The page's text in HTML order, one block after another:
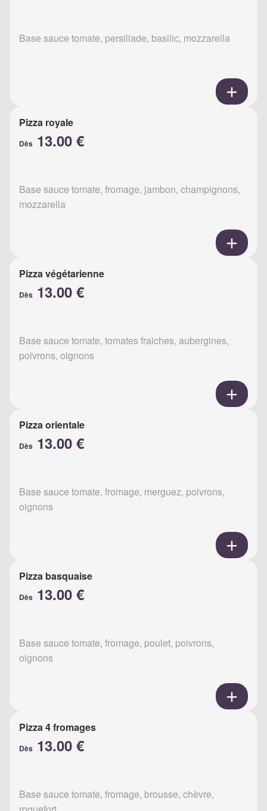
Base sauce tomate, persillade, basilic, mozzarella
Pizza royale
Dès 13.00 €
Base sauce tomate, fromage, jambon, champignons,
mozzarella
Pizza végétarienne
Dès 13.00 €
Base sauce tomate, tomates fraiches, aubergines,
poivrons, oignons
Pizza orientale
Dès 13.00 €
Base sauce tomate, fromage, merguez, poivrons,
oignons
Pizza basquaise
Dès 13.00 €
Base sauce tomate, fromage, poulet, poivrons,
oignons
Pizza 4 fromages
Dès 13.00 €
Base sauce tomate, fromage, brousse, chèvre,